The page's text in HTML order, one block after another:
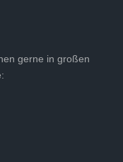
gerne in großen